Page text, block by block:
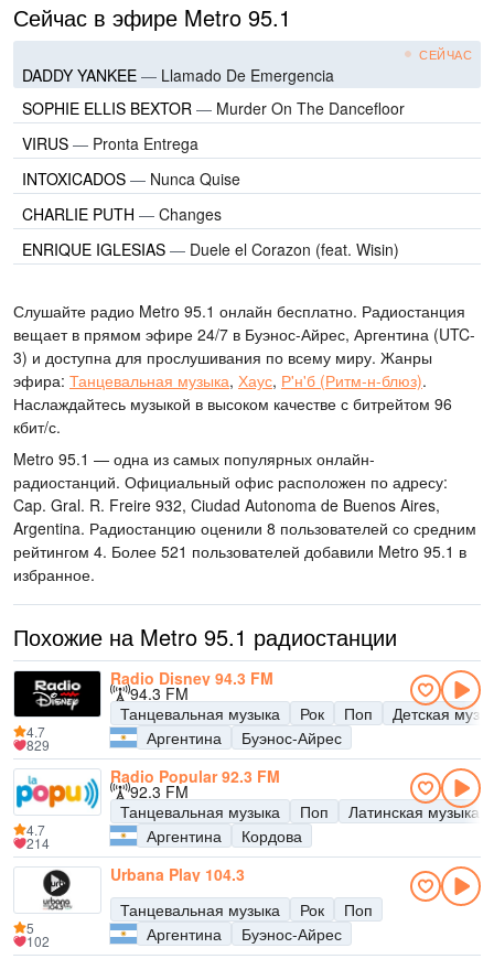
Сейчас в эфире Metro 95.1
СЕЙЧАС
DADDY YANKEE — Llamado De Emergencia
SOPHIE ELLIS BEXTOR — Murder On The Dancefloor
VIRUS — Pronta Entrega
INTOXICADOS — Nunca Quise
CHARLIE PUTH — Changes
ENRIQUE IGLESIAS — Duele el Corazon (feat. Wisin)
Слушайте радио Metro 95.1 онлайн бесплатно. Радиостанция
вещает в прямом эфире 24/7 в Буэнос-Айрес, Аргентина (UTC-
3) и доступна для прослушивания по всему миру. Жанры
эфира: Танцевальная музыка, Хаус, Р'н'б (Ритм-н-блюз).
Наслаждайтесь музыкой в высоком качестве с битрейтом 96
кбит/с.
Metro 95.1 — одна из самых популярных онлайн-
радиостанций. Официальный офис расположен по адресу:
Cap. Gral. R. Freire 932, Ciudad Autonoma de Buenos Aires,
Argentina. Радиостанцию оценили 8 пользователей со средним
рейтингом 4. Более 521 пользователей добавили Metro 95.1 в
избранное.
Похожие на Metro 95.1 радиостанции
Radio Disney 94.3 FM
94.3 FM
Танцевальная музыка
Рок Поп
Детская
Аргентина
Буэнос-Айрес
4.7
829
Radio Popular 92.3 FM
92.3 FM
Танцевальная музыка
Поп
Латинская музыка
Аргентина
Кордова
4.7
214
Urbana Play 104.3
Танцевальная музыка
Рок
Поп
Аргентина
Буэнос-Айрес
5
102